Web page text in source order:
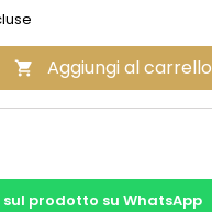
 Aggiungi al carrello
prodotto su WhatsApp